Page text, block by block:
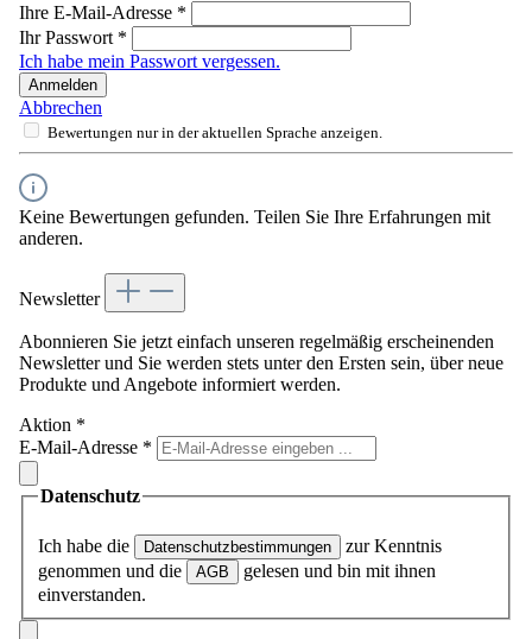
Ihre E-Mail-Adresse *
Ihr Passwort *
Ich habe mein Passwort vergessen.
Anmelden
Abbrechen
Bewertungen nur in der aktuellen Sprache anzeigen.
Keine Bewertungen gefunden. Teilen Sie Ihre Erfahrungen mit
anderen.
Newsletter
Abonnieren Sie jetzt einfach unseren regelmäßig erscheinenden
Newsletter und Sie werden stets unter den Ersten sein, über neue
Produkte und Angebote informiert werden.
Aktion *
E-Mail-Adresse *
Datenschutz
Ich habe die Datenschutzbestimmungen
zur Kenntnis
genommen und die
AGB
gelesen und bin mit ihnen
einverstanden.